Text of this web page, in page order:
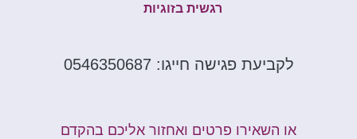
רגשית בזוגיות
לקביעת פגישה חייגו: 0546350687
או השאירו פרטים ואחזור אליכם בהקדם